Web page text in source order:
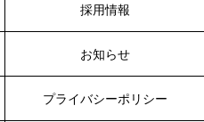
採用情報
お知らせ
プライバシーポリシー